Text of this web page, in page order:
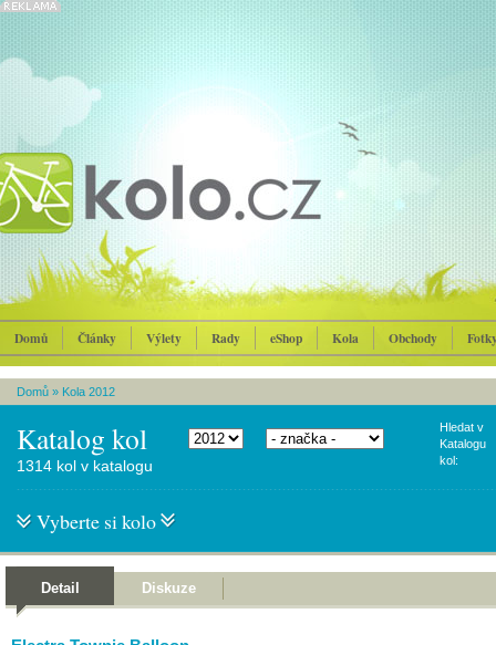
Domů Články Výlety Rady eShop Kola Obchody
Domů » Kola 2012
Katalog kol
Hledat v
Katalogu
kol:
1314 kol v katalogu
Vyberte si kolo
Detail Diskuze